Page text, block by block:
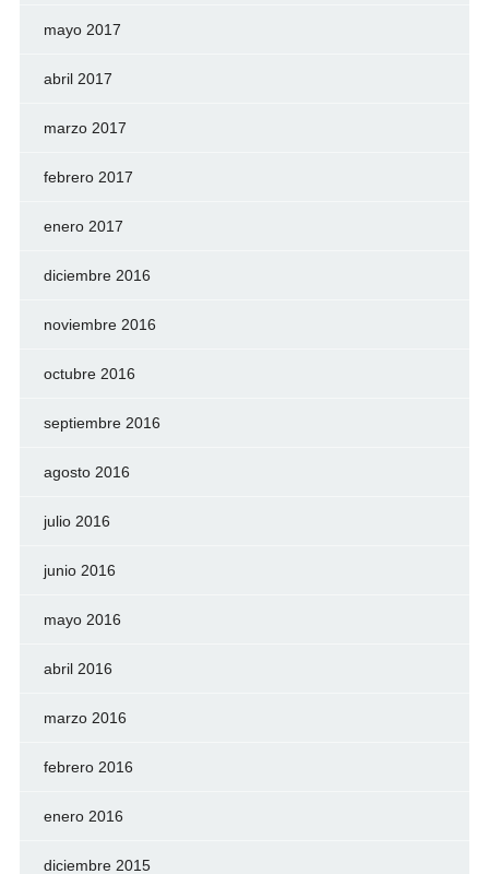
mayo 2017
abril 2017
marzo 2017
febrero 2017
enero 2017
diciembre 2016
noviembre 2016
octubre 2016
septiembre 2016
agosto 2016
julio 2016
junio 2016
mayo 2016
abril 2016
marzo 2016
febrero 2016
enero 2016
diciembre 2015